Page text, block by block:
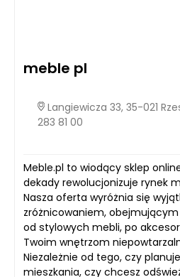
meble pl
Langiewicza 33, 35-021
283 81 00
Meble.pl to wiodący sklep
dekady rewolucjonizuje rynek
Nasza oferta wyróżnia się
zróżnicowaniem,
od stylowych mebli, po
Twoim wnętrzom
Niezależnie od tego, czy
mieszkania, czy chcesz